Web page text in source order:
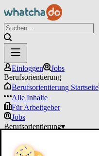
Einloggen
Jobs
Berufsorientierung
Berufsorientierung Startseite
Alle Inhalte
Für Arbeitgeber
Jobs
Berufsorientierung▾